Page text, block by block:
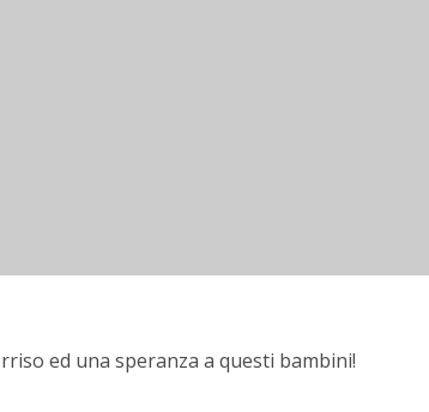
ed una speranza a questi bambini!